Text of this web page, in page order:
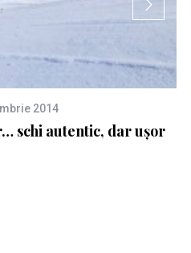
2014
schi autentic, dar ușor